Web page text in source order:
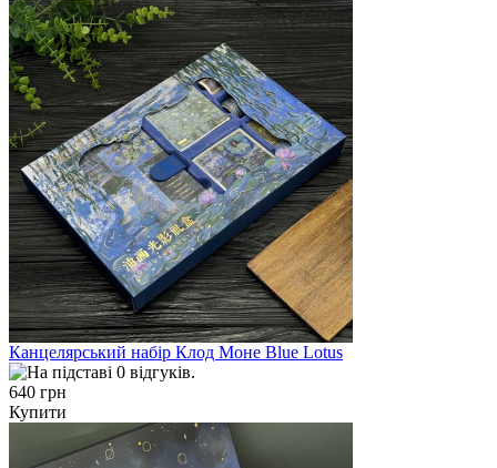
Канцелярський набір Клод Моне Blue Lotus
640 грн
Купити